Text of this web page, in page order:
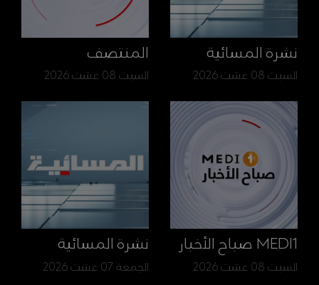
نشرة المسائية
السبت 08 غشت 2026
المنتصف
السبت 08 غشت 2026
MEDI1 صباح الأخبار
السبت 08 غشت 2026
نشرة المسائية
الجمعة 07 غشت 2026